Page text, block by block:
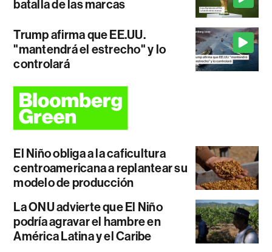
batalla de las marcas
Trump afirma que EE.UU.
"mantendrá el estrecho" y lo
controlará
El Niño obliga a la caficultura
centroamericana a replantear su
modelo de producción
La ONU advierte que El Niño
podría agravar el hambre en
América Latina y el Caribe